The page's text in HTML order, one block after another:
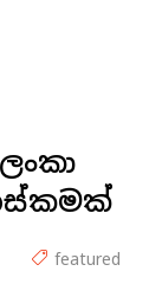
featured